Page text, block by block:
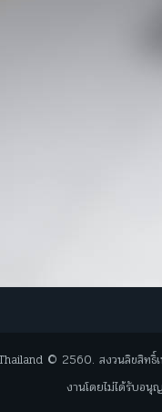
© 2560. สงวนลิขสิทธิ์เ
งานโดยไม่ได้รับอนุ